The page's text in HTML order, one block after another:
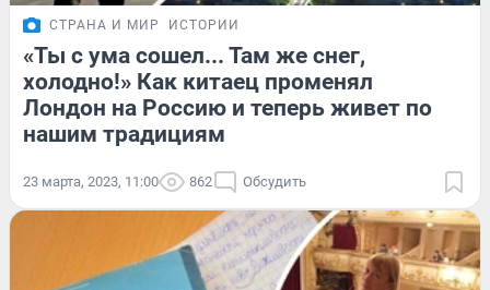
СТРАНА И МИР ИСТОРИИ
«Ты с ума сошел... Там же снег,
холодно!» Как китаец променял
Лондон на Россию и теперь живет по
нашим традициям
23 марта, 2023, 11:00 862 Обсудить